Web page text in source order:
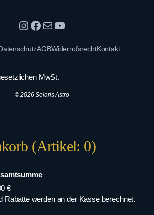
Instagram
Facebook
E-MailYouTube
AGBWiderrufsrechtKontakt
MwSt.
© 2026 Solaris Astro
(Artikel: 0)
€
Rabatte werden an der Kasse berechnet.